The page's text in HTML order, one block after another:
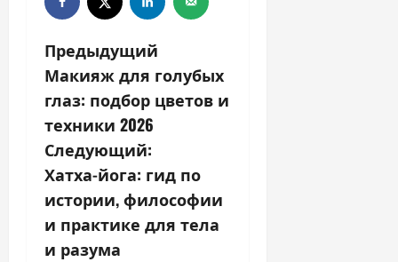
Н
а
в
и
г
а
Предыдущий
Макияж для голубых
глаз: подбор цветов и
техники 2026
Следующий:
Хатха-йога: гид по
истории, философии
и практике для тела
и разума